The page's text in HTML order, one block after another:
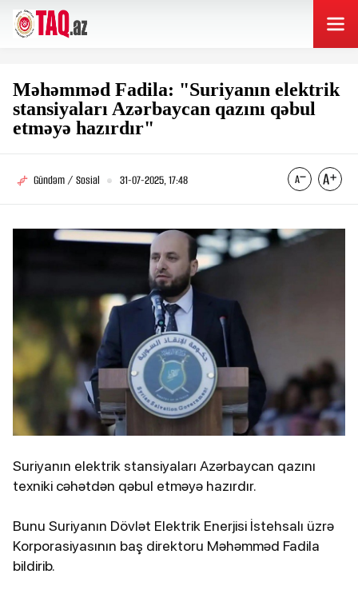
Məhəmməd Fadila: "Suriyanın elektrik
stansiyaları Azərbaycan qazını qəbul
etməyə hazırdır"
Gündəm / Sosial 31-07-2025, 17:48
Suriyanın elektrik stansiyaları Azərbaycan qazını
texniki cəhətdən qəbul etməyə hazırdır.
Bunu Suriyanın Dövlət Elektrik Enerjisi İstehsalı üzrə
Korporasiyasının baş direktoru Məhəmməd Fadila
bildirib.